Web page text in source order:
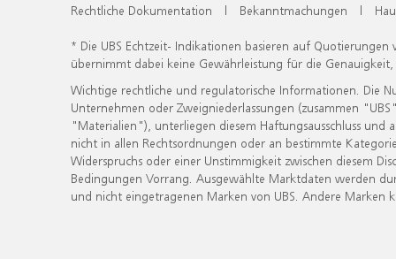
Rechtliche Dokumentation | Bekanntmachungen |
* Die UBS Echtzeit- Indikationen basieren auf
übernimmt dabei keine Gewährleistung für die
Wichtige rechtliche und regulatorische Informationen. Die
Unternehmen oder Zweigniederlassungen (zusammen
"Materialien"), unterliegen diesem Haftungsausschluss
nicht in allen Rechtsordnungen oder an bestimmte
Widerspruchs oder einer Unstimmigkeit zwischen diesem
Bedingungen Vorrang. Ausgewählte Marktdaten werden
und nicht eingetragenen Marken von UBS. Andere Marken